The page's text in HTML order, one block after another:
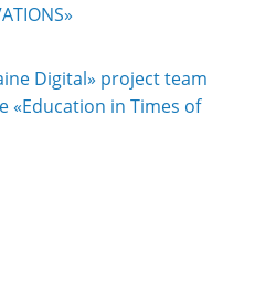
Digital» project team
«Education in Times of